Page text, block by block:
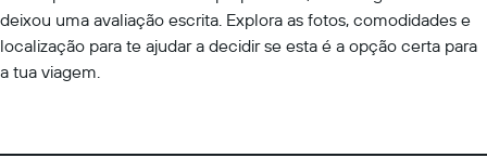
deixou uma avaliação escrita. Explora as fotos, comodidades e
localização para te ajudar a decidir se esta é a opção certa para
a tua viagem.